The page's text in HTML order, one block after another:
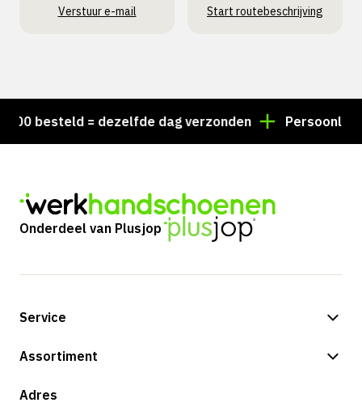
Verstuur e-mail
Start routebeschrijving
besteld = dezelfde dag verzonden Persoonlijk
Onderdeel van Plusjop
Service
Betalingsmogelijkheden
Retouren & service
Assortiment
Shop
Adres